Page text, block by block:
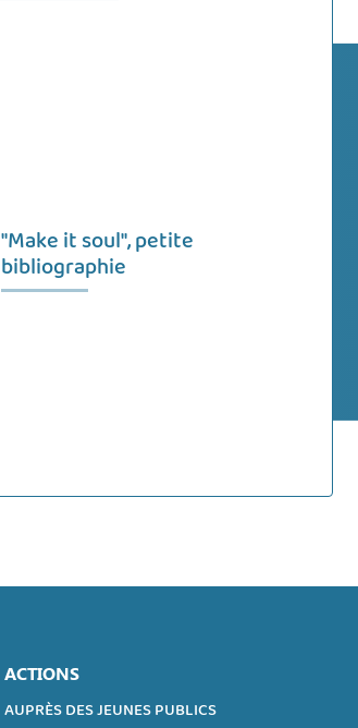
"Make it soul", petite
bibliographie
ACTIONS
AUPRÈS DES JEUNES PUBLICS